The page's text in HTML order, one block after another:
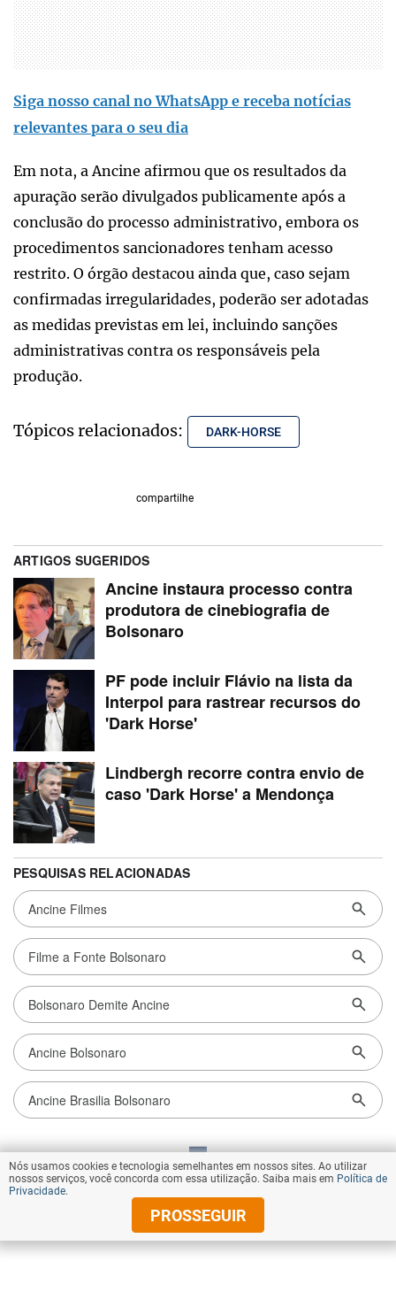
Siga nosso canal no WhatsApp e receba notícias
relevantes para o seu dia
Em nota, a Ancine afirmou que os resultados da
apuração serão divulgados publicamente após a
conclusão do processo administrativo, embora os
procedimentos sancionadores tenham acesso
restrito. O órgão destacou ainda que, caso sejam
confirmadas irregularidades, poderão ser adotadas
as medidas previstas em lei, incluindo sanções
administrativas contra os responsáveis pela
produção.
Tópicos relacionados: DARK-HORSE
compartilhe
VOLTAR AO TOPO
© Copyright 2026 Diários Associados
Nós usamos cookies e tecnologia semelhantes em nossos sites. Ao utilizar
nossos serviços, você concorda com essa utilização. Saiba mais em Política de
Privacidade.
PROSSEGUIR